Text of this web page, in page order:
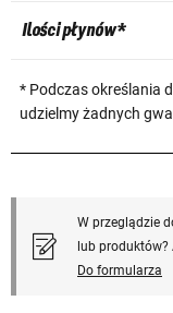
Ilości płynów *
* Podczas określania
udzielmy żadnych
W przeglądzie
lub produktów?
Do formularza